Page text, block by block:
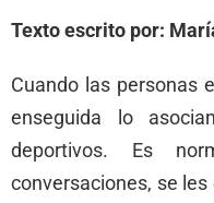
Texto escrito por:
Cuando las personas
enseguida lo
deportivos. Es
conversaciones, se